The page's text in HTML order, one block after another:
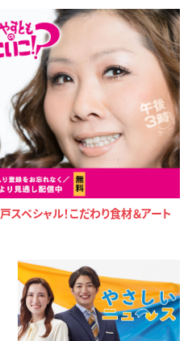
スペシャル！こだわり食材＆アート